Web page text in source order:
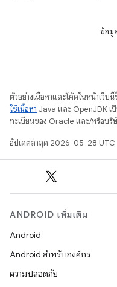
ข้อมู
ตัวอย่างเนื้อหาและโค้ดในหน้าเว็
ใช้เนื้อหา Java และ OpenJDK เป็
ทะเบียนของ Oracle และ/หรือบริ
อัปเดตล่าสุด 2026-05-28 UTC
ANDROID เพิ่มเติม
Android
Android สำหรับองค์กร
ความปลอดภัย